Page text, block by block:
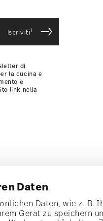
Daten
Daten, wie z. B.
Gerät zu speichern
Iscrivitii
di
la cucina e
è
link nella
Tieniti